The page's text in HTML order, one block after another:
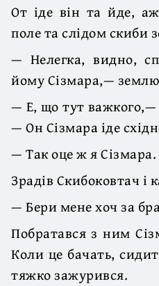
От іде він та йде,
поле та слідом скиби
— Нелегка, видно,
йому Сізмара,—
— Е, що тут важкого,—
— Он Сізмара іде
— Так оце ж я Сізмара.
Зрадів Скибоковтач і
— Бери мене хоч за
Побратався з ним
Коли це бачать,
тяжко зажурився.